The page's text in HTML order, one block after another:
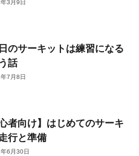
3月9日
のサーキットは練習になる
話
7月8日
心者向け】はじめてのサーキ
行と準備
6月30日